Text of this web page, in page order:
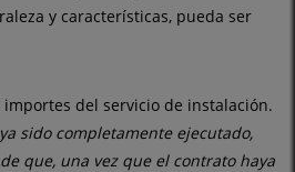
y características, pueda ser
del servicio de instalación.
sido completamente ejecutado,
que, una vez que el contrato haya